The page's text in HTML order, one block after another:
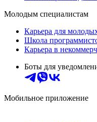
Молодым специалистам
Карьера для
Школа
Карьера в
Боты для
Мобильное приложение